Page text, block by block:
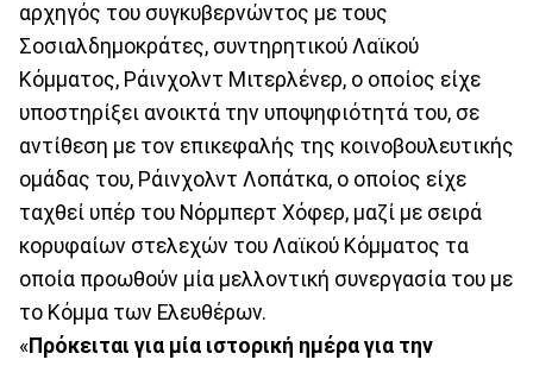
αρχηγός του συγκυβερνώντος με τους
Σοσιαλδημοκράτες, συντηρητικού Λαϊκού
Κόμματος, Ράινχολντ Μιτερλένερ, ο οποίος είχε
υποστηρίξει ανοικτά την υποψηφιότητά του, σε
αντίθεση με τον επικεφαλής της κοινοβουλευτικής
ομάδας του, Ράινχολντ Λοπάτκα, ο οποίος είχε
ταχθεί υπέρ του Νόρμπερτ Χόφερ, μαζί με σειρά
κορυφαίων στελεχών του Λαϊκού Κόμματος τα
οποία προωθούν μία μελλοντική συνεργασία του με
το Κόμμα των Ελευθέρων.
«Πρόκειται για μία ιστορική ημέρα για την